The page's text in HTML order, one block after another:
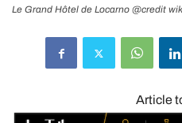
Le Grand Hôtel de Locarno @credit
Article